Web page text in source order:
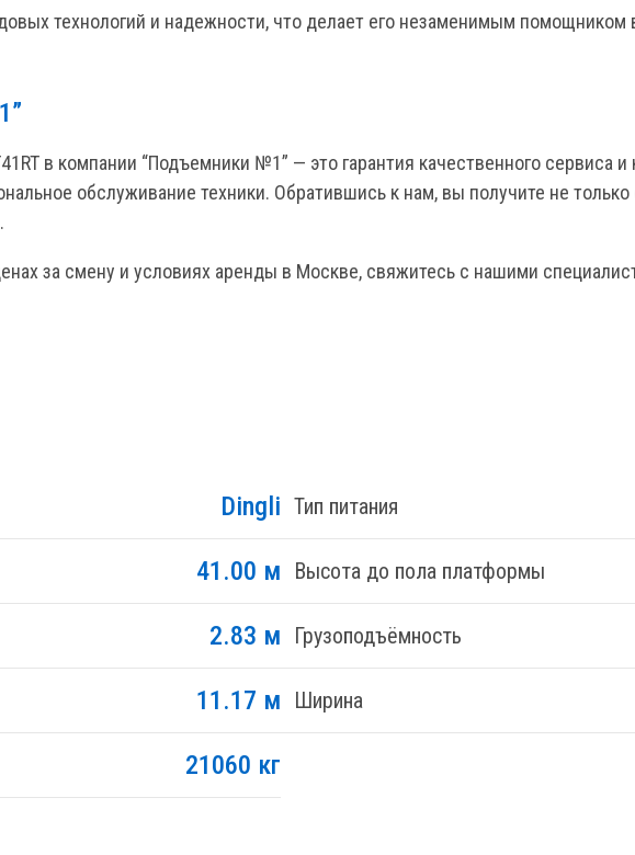
технологий и надежности, что делает его незаменимым
в компании “Подъемники №1” — это гарантия качественного сервиса
обслуживание техники. Обратившись к нам, вы получите не
за смену и условиях аренды в Москве, свяжитесь с нашими
Dingli Тип питания
41.00 м Высота до пола платформы
2.83 м Грузоподъёмность
11.17 м Ширина
21060 кг